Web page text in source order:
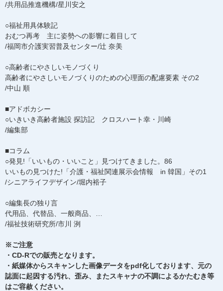
/共用品推進機構/星川安之
○福祉用具体験記
おむつ再考 主に姿勢への影響に着目して
/福岡市介護実習普及センター/辻 奈美
○高齢者にやさしいモノづくり
高齢者にやさしいモノづくりのための心理面の配慮要素 その2
/中山 順
■アドボカシー
○いきいき高齢者施設 探訪記 クロスハート幸・川崎
/編集部
■コラム
○発見!「いいもの・いいこと」見つけてきました。86
いいもの見つけた!「介護・福祉関連展示会情報 in 韓国」その1
/シニアライフデザイン/堀内裕子
○編集長の独り言
代用品、代替品、一般商品、…
/福祉技術研究所/市川 洌
※ご注意
・CD-Rでの販売となります。
・紙媒体からスキャンした画像データをpdf化しております、元の
誌面に起因する汚れ、歪み、またスキャナの不調によるかたむき等
はご容赦ください。